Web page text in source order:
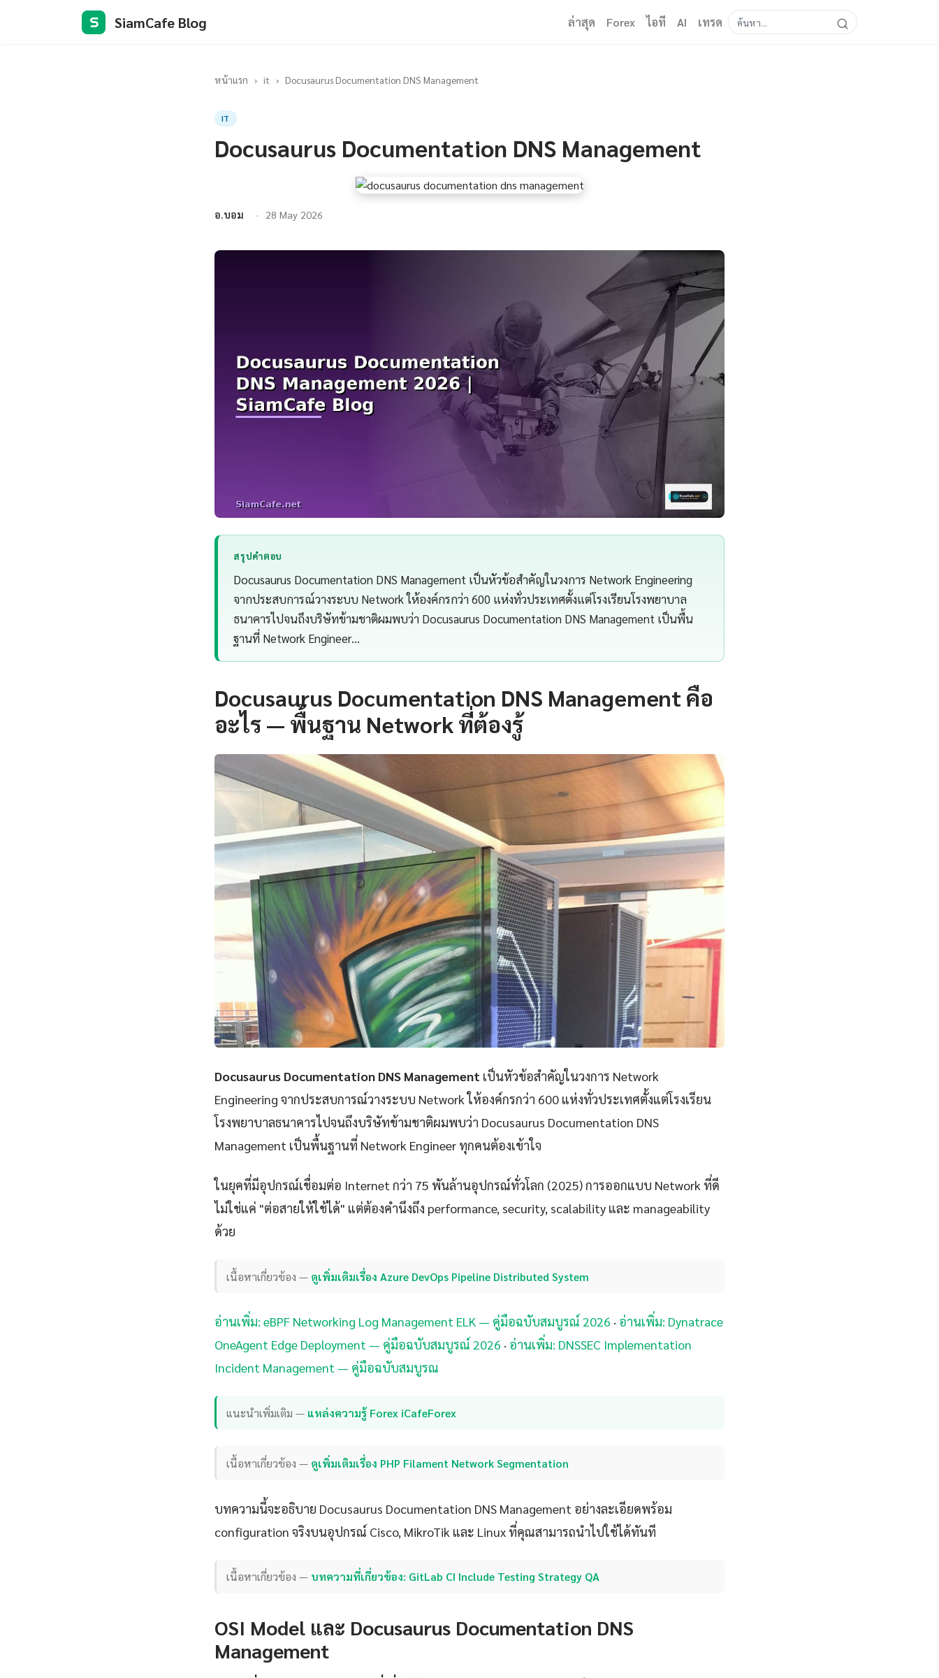
S SiamCafe Blog ล่าสุด Forex ไอที AI เทรด
หน้าแรก › it › Docusaurus Documentation DNS Management
IT
Docusaurus Documentation DNS Management
อ.บอม 28 May 2026
สรุปคำตอบ
Docusaurus Documentation DNS Management เป็นหัวข้อสำคัญในวงการ Network Engineering
จากประสบการณ์วางระบบ Network ให้องค์กรกว่า 600 แห่งทั่วประเทศตั้งแต่โรงเรียนโรงพยาบาล
ธนาคารไปจนถึงบริษัทข้ามชาติผมพบว่า Docusaurus Documentation DNS Management เป็นพื้น
ฐานที่ Network Engineer…
Docusaurus Documentation DNS Management คือ
อะไร — พื้นฐาน Network ที่ต้องรู้
Docusaurus Documentation DNS Management เป็นหัวข้อสำคัญในวงการ Network
Engineering จากประสบการณ์วางระบบ Network ให้องค์กรกว่า 600 แห่งทั่วประเทศตั้งแต่โรงเรียน
โรงพยาบาลธนาคารไปจนถึงบริษัทข้ามชาติผมพบว่า Docusaurus Documentation DNS
Management เป็นพื้นฐานที่ Network Engineer ทุกคนต้องเข้าใจ
ในยุคที่มีอุปกรณ์เชื่อมต่อ Internet กว่า 75 พันล้านอุปกรณ์ทั่วโลก (2025) การออกแบบ Network ที่ดี
ไม่ใช่แค่ "ต่อสายให้ใช้ได้" แต่ต้องคำนึงถึง performance, security, scalability และ manageability
ด้วย
เนื้อหาเกี่ยวข้อง — ดูเพิ่มเติมเรื่อง Azure DevOps Pipeline Distributed System
อ่านเพิ่ม: eBPF Networking Log Management ELK — คู่มือฉบับสมบูรณ์ 2026 · อ่านเพิ่ม: Dynatrace
OneAgent Edge Deployment — คู่มือฉบับสมบูรณ์ 2026 · อ่านเพิ่ม: DNSSEC Implementation
Incident Management — คู่มือฉบับสมบูรณ
แนะนำเพิ่มเติม — แหล่งความรู้ Forex iCafeForex
เนื้อหาเกี่ยวข้อง — ดูเพิ่มเติมเรื่อง PHP Filament Network Segmentation
บทความนี้จะอธิบาย Docusaurus Documentation DNS Management อย่างละเอียดพร้อม
configuration จริงบนอุปกรณ์ Cisco, MikroTik และ Linux ที่คุณสามารถนำไปใช้ได้ทันที
เนื้อหาเกี่ยวข้อง — บทความที่เกี่ยวข้อง: GitLab CI Include Testing Strategy QA
OSI Model และ Docusaurus Documentation DNS
Management